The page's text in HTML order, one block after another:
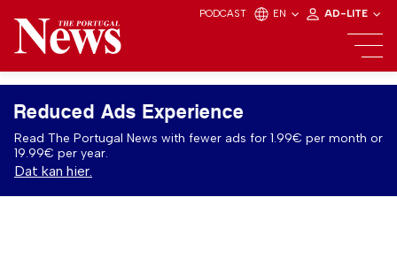
PODCAST EN AD-LITE
Reduced Ads Experience
Read The Portugal News with fewer ads for 1.99€ per month or
19.99€ per year.
Dat kan hier.